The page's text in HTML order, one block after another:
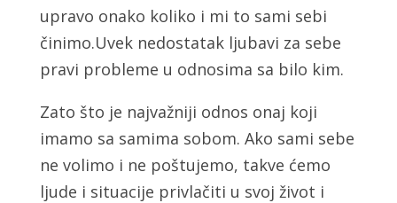
upravo onako koliko i mi to sami sebi
činimo.Uvek nedostatak ljubavi za sebe
pravi probleme u odnosima sa bilo kim.
Zato što je najvažniji odnos onaj koji
imamo sa samima sobom. Ako sami sebe
ne volimo i ne poštujemo, takve ćemo
ljude i situacije privlačiti u svoj život i